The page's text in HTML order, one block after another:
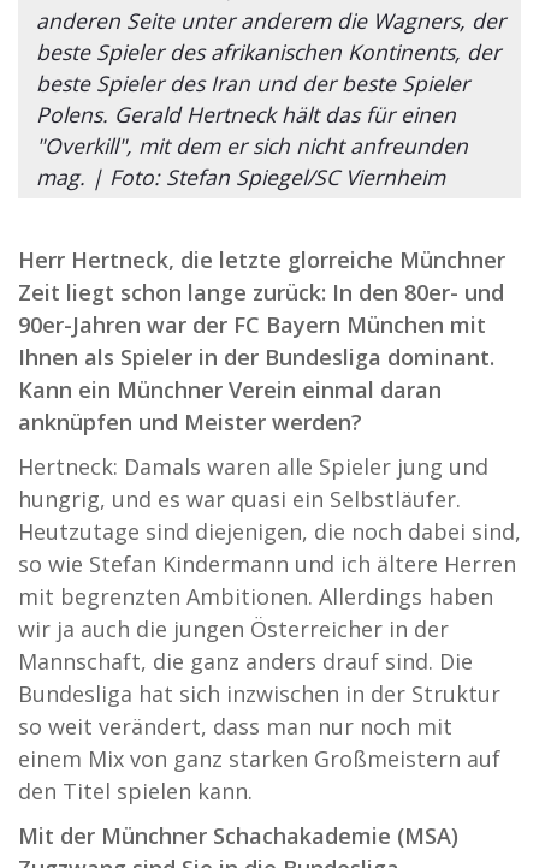
anderen Seite unter anderem die Wagners, der
beste Spieler des afrikanischen Kontinents, der
beste Spieler des Iran und der beste Spieler
Polens. Gerald Hertneck hält das für einen
"Overkill", mit dem er sich nicht anfreunden
mag. | Foto: Stefan Spiegel/SC Viernheim
Herr Hertneck, die letzte glorreiche Münchner
Zeit liegt schon lange zurück: In den 80er- und
90er-Jahren war der FC Bayern München mit
Ihnen als Spieler in der Bundesliga dominant.
Kann ein Münchner Verein einmal daran
anknüpfen und Meister werden?
Hertneck: Damals waren alle Spieler jung und
hungrig, und es war quasi ein Selbstläufer.
Heutzutage sind diejenigen, die noch dabei sind,
so wie Stefan Kindermann und ich ältere Herren
mit begrenzten Ambitionen. Allerdings haben
wir ja auch die jungen Österreicher in der
Mannschaft, die ganz anders drauf sind. Die
Bundesliga hat sich inzwischen in der Struktur
so weit verändert, dass man nur noch mit
einem Mix von ganz starken Großmeistern auf
den Titel spielen kann.
Mit der Münchner Schachakademie (MSA)